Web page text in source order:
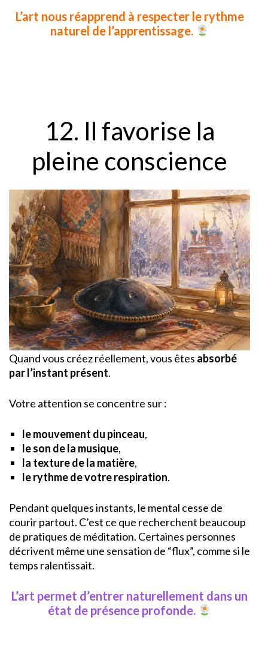
L’art nous réapprend à respecter le rythme
naturel de l’apprentissage.
12. Il favorise la
pleine conscience
Quand vous créez réellement, vous êtes absorbé
par l’instant présent.
Votre attention se concentre sur :
le mouvement du pinceau,
le son de la musique,
la texture de la matière,
le rythme de votre respiration.
Pendant quelques instants, le mental cesse de
courir partout. C’est ce que recherchent beaucoup
de pratiques de méditation. Certaines personnes
décrivent même une sensation de “flux”, comme si le
temps ralentissait.
L’art permet d’entrer naturellement dans un
état de présence profonde.